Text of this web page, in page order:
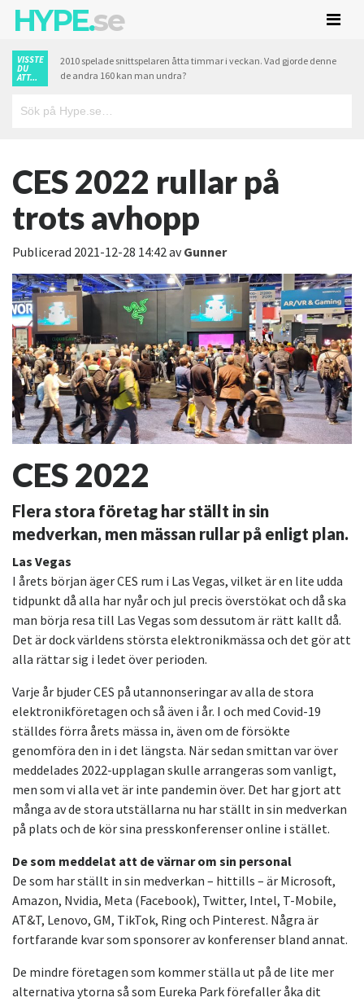
HYPE.se
VISSTE
DU
ATT...
2010 spelade snittspelaren åtta timmar i veckan. Vad gjorde denne
de andra 160 kan man undra?
CES 2022 rullar på
trots avhopp
Publicerad 2021-12-28 14:42avGunner
CES 2022
Flera stora företag har ställt in sin
medverkan, men mässan rullar på enligt plan.
Las Vegas
I årets början äger CES rum i Las Vegas, vilket är en lite udda
tidpunkt då alla har nyår och jul precis överstökat och då ska
man börja resa till Las Vegas som dessutom är rätt kallt då.
Det är dock världens största elektronikmässa och det gör att
alla rättar sig i ledet över perioden.
Varje år bjuder CES på utannonseringar av alla de stora
elektronikföretagen och så även i år. I och med Covid-19
ställdes förra årets mässa in, även om de försökte
genomföra den in i det längsta. När sedan smittan var över
meddelades 2022-upplagan skulle arrangeras som vanligt,
men som vi alla vet är inte pandemin över. Det har gjort att
många av de stora utställarna nu har ställt in sin medverkan
på plats och de kör sina presskonferenser online i stället.
De som meddelat att de värnar om sin personal
De som har ställt in sin medverkan – hittills – är Microsoft,
Amazon, Nvidia, Meta (Facebook), Twitter, Intel, T-Mobile,
AT&T, Lenovo, GM, TikTok, Ring och Pinterest. Några är
fortfarande kvar som sponsorer av konferenser bland annat.
De mindre företagen som kommer ställa ut på de lite mer
alternativa ytorna så som Eureka Park förefaller åka dit